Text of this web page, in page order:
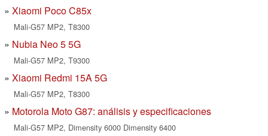
Xiaomi Poco C85x
Mali-G57 MP2, T8300
Nubia Neo 5 5G
Mali-G57 MP2, T9300
Xiaomi Redmi 15A 5G
Mali-G57 MP2, T8300
Motorola Moto G87: análisis y especificaciones
Mali-G57 MP2, Dimensity 6000 Dimensity 6400